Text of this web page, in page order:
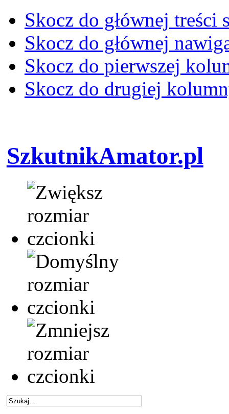
Skocz do głównej treści
Skocz do głównej
Skocz do pierwszej
Skocz do drugiej
SzkutnikAmator.pl